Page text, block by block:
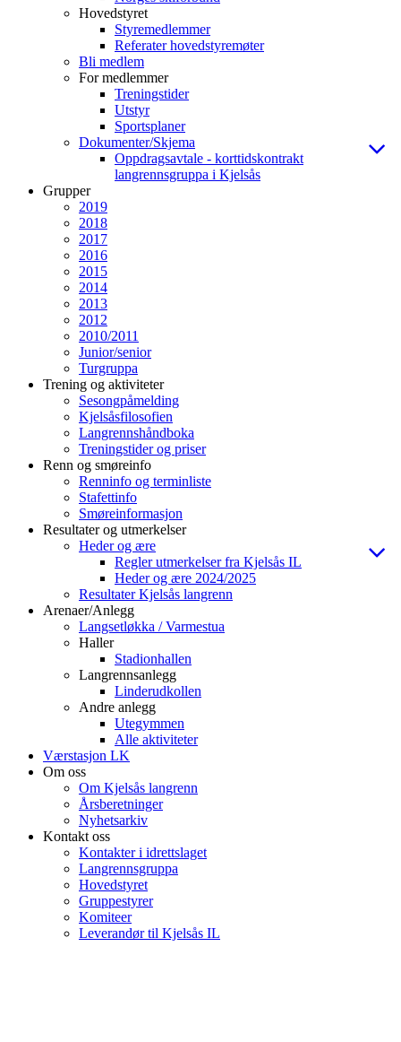
Hovedstyret
Styremedlemmer
Referater hovedstyremøter
Bli medlem
For medlemmer
Treningstider
Utstyr
Sportsplaner
Dokumenter/Skjema
Oppdragsavtale - korttidskontrakt
langrennsgruppa i Kjelsås
Grupper
2019
2018
2017
2016
2015
2014
2013
2012
2010/2011
Junior/senior
Turgruppa
Trening og aktiviteter
Sesongpåmelding
Kjelsåsfilosofien
Langrennshåndboka
Treningstider og priser
Renn og smøreinfo
Renninfo og terminliste
Stafettinfo
Smøreinformasjon
Resultater og utmerkelser
Heder og ære
Regler utmerkelser fra Kjelsås IL
Heder og ære 2024/2025
Resultater Kjelsås langrenn
Arenaer/Anlegg
Langsetløkka / Varmestua
Haller
Stadionhallen
Langrennsanlegg
Linderudkollen
Andre anlegg
Utegymmen
Alle aktiviteter
Værstasjon LK
Om oss
Om Kjelsås langrenn
Årsberetninger
Nyhetsarkiv
Kontakt oss
Kontakter i idrettslaget
Langrennsgruppa
Hovedstyret
Gruppestyrer
Komiteer
Leverandør til Kjelsås IL